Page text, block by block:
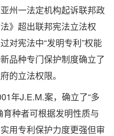
州一法定机构起诉联邦政
》超出联邦宪法立法权
对宪法中“发明专利”权能
品种专门保护制度确立了
的立法权限。
J.E.M.案，确立了“多
种者可根据发明性质与
用专利保护力度更强但审